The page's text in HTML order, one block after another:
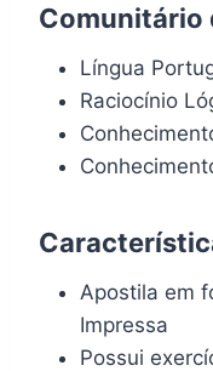
Comunitário
Língua
Raciocínio
Apostila em
Impressa
Possui